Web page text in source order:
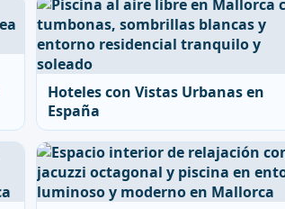
Hoteles con Vistas Urbanas en
España